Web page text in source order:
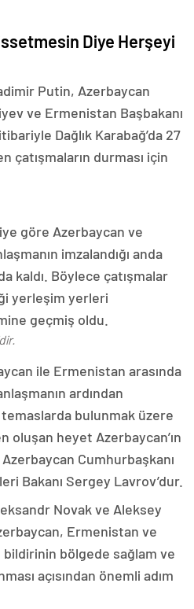
Diye Herşeyi
Putin, Azerbaycan
ve Ermenistan Başbakanı
Dağlık Karabağ’da 27
çatışmaların durması için
göre Azerbaycan ve
imzalandığı anda
kaldı. Böylece çatışmalar
yerleşim yerleri
geçmiş oldu.
ile Ermenistan arasında
ardından
bulunmak üzere
oluşan heyet Azerbaycan’ın
Cumhurbaşkanı
Bakanı Sergey Lavrov’dur.
Novak ve Aleksey
Ermenistan ve
bildirinin bölgede sağlam ve
açısından önemli adım